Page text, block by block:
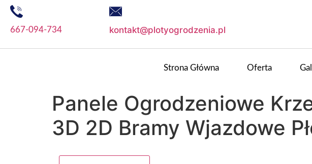
667-094-734 kontakt@plotyogrodzenia.pl
Strona Główna Oferta
Panele Ogrodzeniowe
3D 2D Bramy Wjazdowe